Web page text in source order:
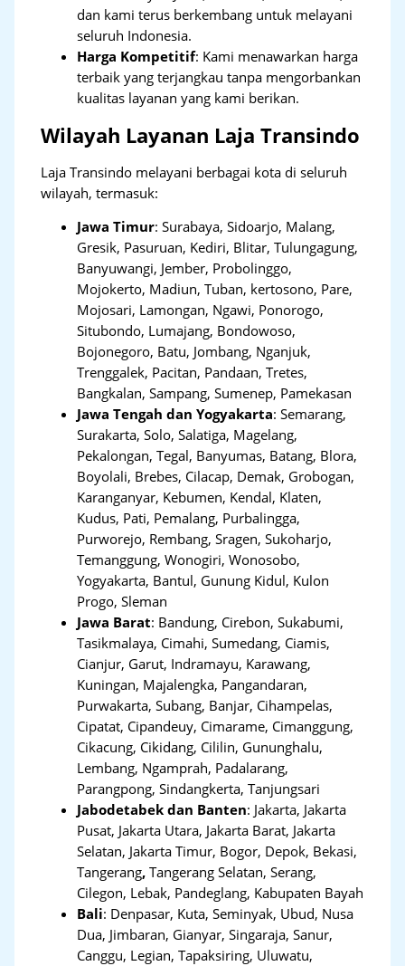
dan kami terus berkembang untuk melayani
seluruh Indonesia.
Harga Kompetitif: Kami menawarkan harga
terbaik yang terjangkau tanpa mengorbankan
kualitas layanan yang kami berikan.
Wilayah Layanan Laja Transindo
Laja Transindo melayani berbagai kota di seluruh
wilayah, termasuk:
Jawa Timur:Surabaya, Sidoarjo, Malang,
Gresik, Pasuruan, Kediri, Blitar, Tulungagung,
Banyuwangi, Jember, Probolinggo,
Mojokerto, Madiun, Tuban, kertosono, Pare,
Mojosari, Lamongan, Ngawi, Ponorogo,
Situbondo, Lumajang, Bondowoso,
Bojonegoro, Batu, Jombang, Nganjuk,
Trenggalek, Pacitan, Pandaan, Tretes,
Bangkalan, Sampang, Sumenep, Pamekasan
Jawa Tengah dan Yogyakarta:Semarang,
Surakarta, Solo, Salatiga, Magelang,
Pekalongan, Tegal, Banyumas, Batang, Blora,
Boyolali, Brebes, Cilacap, Demak, Grobogan,
Karanganyar, Kebumen, Kendal, Klaten,
Kudus, Pati, Pemalang, Purbalingga,
Purworejo, Rembang, Sragen, Sukoharjo,
Temanggung, Wonogiri, Wonosobo,
Yogyakarta, Bantul, Gunung Kidul, Kulon
Progo, Sleman
Jawa Barat: Bandung, Cirebon, Sukabumi,
Tasikmalaya, Cimahi, Sumedang, Ciamis,
Cianjur, Garut, Indramayu, Karawang,
Kuningan, Majalengka, Pangandaran,
Purwakarta, Subang, Banjar, Cihampelas,
Cipatat, Cipandeuy, Cimarame, Cimanggung,
Cikacung, Cikidang, Cililin, Gununghalu,
Lembang, Ngamprah, Padalarang,
Parangpong, Sindangkerta, Tanjungsari
Jabodetabek dan Banten: Jakarta, Jakarta
Pusat, Jakarta Utara, Jakarta Barat, Jakarta
Selatan, Jakarta Timur, Bogor, Depok, Bekasi,
Tangerang,Tangerang Selatan, Serang,
Cilegon, Lebak, Pandeglang, Kabupaten Bayah
Bali: Denpasar, Kuta, Seminyak, Ubud, Nusa
Dua, Jimbaran, Gianyar, Singaraja, Sanur,
Canggu, Legian, Tapaksiring, Uluwatu,